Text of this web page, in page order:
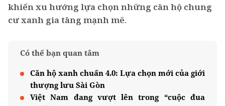
khiến xu hướng lựa chọn những căn hộ chung
cư xanh gia tăng mạnh mẽ.
Có thể bạn quan tâm
Căn hộ xanh chuẩn 4.0: Lựa chọn mới của giới
thượng lưu Sài Gòn
Việt Nam đang vượt lên trong “cuộc đua